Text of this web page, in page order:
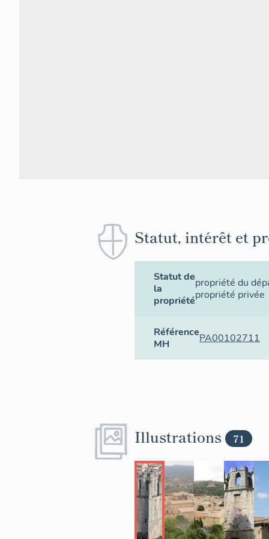
Statut, intérêt et
Statut de
la
propriété
propriété du
propriété privée
Référence
MH
PA00102711
Illustrations 71